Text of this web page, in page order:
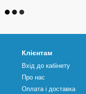
Клієнтам
Вхід до кабінету
Про нас
Оплата і доставка